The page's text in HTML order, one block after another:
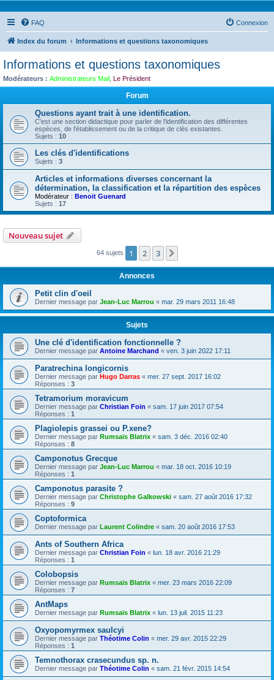
FAQ Connexion
Index du forum Informations et questions taxonomiques
Informations et questions taxonomiques
Modérateurs : Administrateurs Mail Le Président
Forum
Questions ayant trait à une identification.
C'est une section didactique pour parler de l'identification des différentes
espèces, de l'établissement ou de la critique de clés existantes.
Sujets : 10
Les clés d'identifications
Sujets : 3
Articles et informations diverses concernant la
détermination, la classification et la répartition des espèces
Modérateur : Benoit Guenard
Sujets : 17
Nouveau sujet
64 sujets 1 2 3
Annonces
Petit clin d'oeil
Dernier message par Jean-Luc Marrou « mar. 29 mars 2011 16:48
Sujets
Une clé d'identification fonctionnelle ?
Dernier message par Antoine Marchand « ven. 3 juin 2022 17:11
Paratrechina longicornis
Dernier message par Hugo Darras « mer. 27 sept. 2017 16:02
Réponses : 3
Tetramorium moravicum
Dernier message par Christian Foin « sam. 17 juin 2017 07:54
Réponses : 1
Plagiolepis grassei ou P.xene?
Dernier message par Rumsaïs Blatrix « sam. 3 déc. 2016 02:40
Réponses : 8
Camponotus Grecque
Dernier message par Jean-Luc Marrou « mar. 18 oct. 2016 10:19
Réponses : 1
Camponotus parasite ?
Dernier message par Christophe Galkowski « sam. 27 août 2016 17:32
Réponses : 9
Coptoformica
Dernier message par Laurent Colindre « sam. 20 août 2016 17:53
Ants of Southern Africa
Dernier message par Christian Foin « lun. 18 avr. 2016 21:29
Réponses : 1
Colobopsis
Dernier message par Rumsaïs Blatrix « mer. 23 mars 2016 22:09
Réponses : 7
AntMaps
Dernier message par Rumsaïs Blatrix « lun. 13 juil. 2015 11:23
Oxyopomyrmex saulcyi
Dernier message par Théotime Colin « mer. 29 avr. 2015 22:29
Réponses : 1
Temnothorax crasecundus sp. n.
Dernier message par Théotime Colin « sam. 21 févr. 2015 14:54